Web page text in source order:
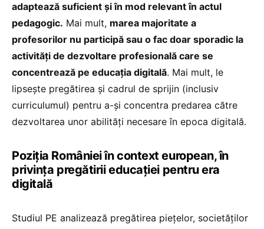
adaptează suficient și în mod relevant în actul
pedagogic. Mai mult, marea majoritate a
profesorilor nu participă sau o fac doar sporadic la
activități de dezvoltare profesională care se
concentrează pe educația digitală. Mai mult, le
lipsește pregătirea și cadrul de sprijin (inclusiv
curriculumul) pentru a-și concentra predarea către
dezvoltarea unor abilități necesare în epoca digitală.
Poziția României în context european, în
privința pregătirii educației pentru era
digitală
Studiul PE analizează pregătirea piețelor, societăților